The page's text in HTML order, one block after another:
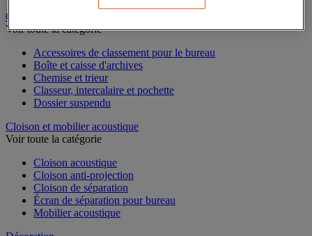
Classement et archivage
Accessoires de classement pour le bureau
Boîte et caisse d'archives
Chemise et trieur
Classeur, intercalaire et pochette
Cloison et mobilier acoustique
Cloison acoustique
Cloison anti-projection
Cloison de séparation
Écran de séparation pour bureau